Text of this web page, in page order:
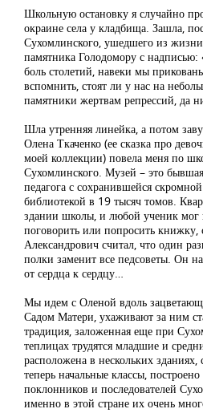
Школьную остановку я случайно
окраине села у кладбища. Зашла,
Сухомлинского, ушедшего из жизни
памятника Голодомору с надписью:
боль столетий, навеки мы
вспомнить, стоят ли у нас на
памятники жертвам репрессий, да
Шла утренняя линейка, а потом
Олена Ткаченко (ее сказка про
моей коллекции) повела меня по
Сухомлинского. Музей – это
педагога с сохранившейся
библиотекой в 19 тысяч томов.
здании школы, и любой ученик мог
поговорить или попросить
Александрович считал, что один
полки заменит все педсоветы. Он
от сердца к сердцу…
Мы идем с Оленой вдоль
Садом Матери, ухаживают за ним
традиция, заложенная еще при
теплицах трудятся младшие и
расположена в нескольких
теперь начальные классы,
поклонников и последователей
именно в этой стране их очень